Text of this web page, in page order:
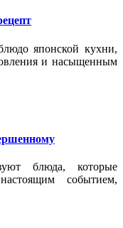
японской кухни,
и насыщенным
блюда, которые
событием,